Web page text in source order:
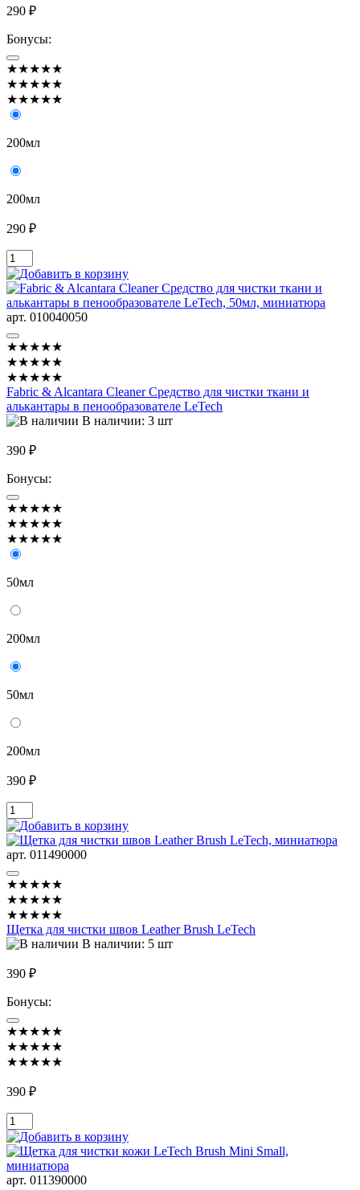
290 ₽
Бонусы:
★★★★★
★★★★★
★★★★★
200мл
200мл
290 ₽
арт. 010040050
★★★★★
★★★★★
★★★★★
Fabric & Alcantara Cleaner Средство для чистки ткани и
алькантары в пенообразователе LeTech
В наличии: 3 шт
390 ₽
Бонусы:
★★★★★
★★★★★
★★★★★
50мл
200мл
50мл
200мл
390 ₽
арт. 011490000
★★★★★
★★★★★
★★★★★
Щетка для чистки швов Leather Brush LeTech
В наличии: 5 шт
390 ₽
Бонусы:
★★★★★
★★★★★
★★★★★
390 ₽
арт. 011390000